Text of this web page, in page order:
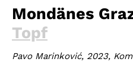
Mondänes
Topf
Pavo Marinković, 2023,